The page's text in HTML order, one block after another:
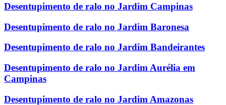
Desentupimento de ralo no Jardim Campinas
Desentupimento de ralo no Jardim Baronesa
Desentupimento de ralo no Jardim Bandeirantes
Desentupimento de ralo no Jardim Aurélia em
Campinas
Desentupimento de ralo no Jardim Amazonas